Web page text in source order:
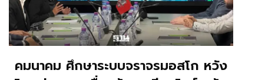
คมนาคม ศึกษาระบบจราจรมอสโก หวัง